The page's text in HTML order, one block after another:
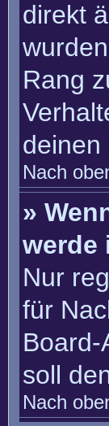
direkt
Rang
deinen
Nach
»
werde
Nur
für
soll
Nach